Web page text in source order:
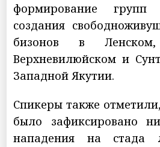
формирование
создания
бизонов в Ленском,
Верхневилюйском и
Западной Якутии.
Спикеры также
было зафиксировано
нападения на стада